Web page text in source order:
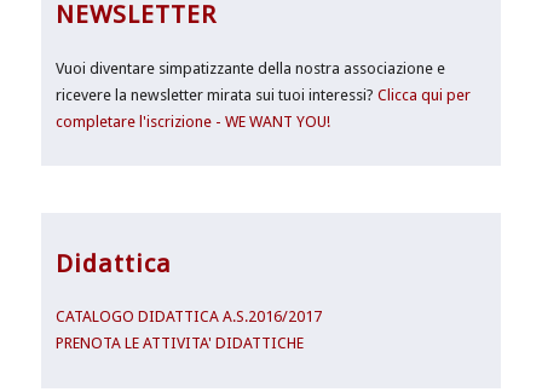
NEWSLETTER
Vuoi diventare simpatizzante della nostra associazione e
ricevere la newsletter mirata sui tuoi interessi?Clicca qui per
completare l'iscrizione - WE WANT YOU!
Didattica
CATALOGO DIDATTICA A.S.2016/2017
PRENOTA LE ATTIVITA' DIDATTICHE